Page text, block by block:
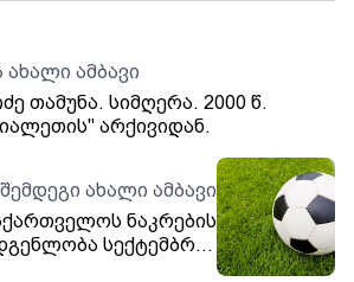
ახალი ამბავი
სიმღერა. 2000 წ.
არქივიდან.
შემდეგი ახალი ამბავი
ნაკრების
სექტემბრის